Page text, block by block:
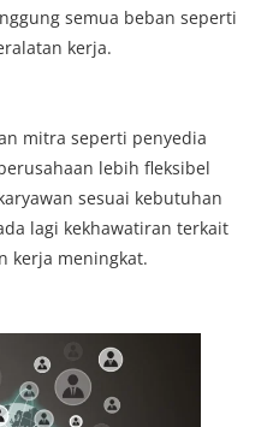
semua beban seperti
kerja.
mitra seperti penyedia
lebih fleksibel
sesuai kebutuhan
lagi kekhawatiran terkait
kerja meningkat.